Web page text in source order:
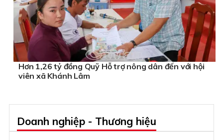
Hơn 1,26 tỷ đồng Quỹ Hỗ trợ nông dân đến với hội
viên xã Khánh Lâm
Doanh nghiệp - Thương hiệu